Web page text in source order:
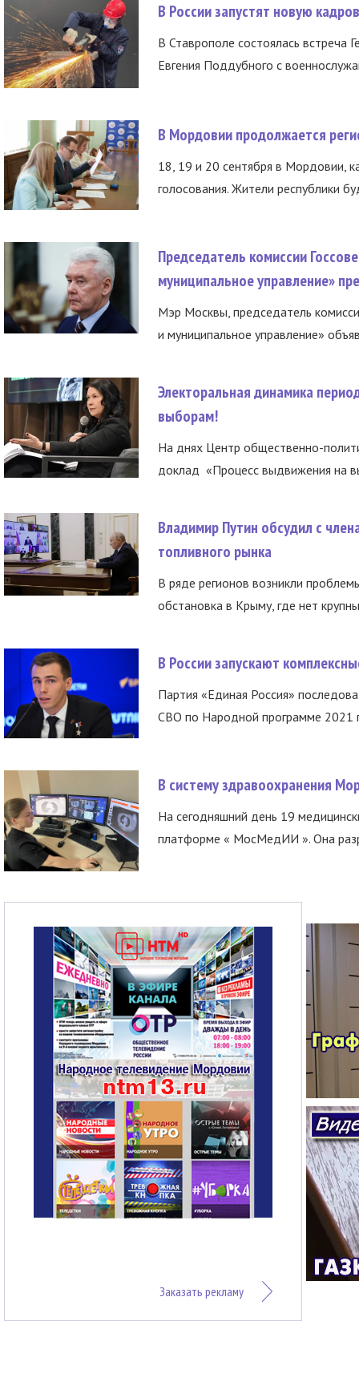
В России запустят новую
В Ставрополе состоялась встреча
Евгения Поддубного с
В Мордовии продолжается
18, 19 и 20 сентября в Мордовии,
голосования. Жители республики
Председатель комиссии
муниципальное управление»
Мэр Москвы, председатель
и муниципальное управление»
Электоральная динамика
выборам!
На днях Центр общественно-
доклад «Процесс выдвижения на
Владимир Путин обсудил с
топливного рынка
В ряде регионов возникли
обстановка в Крыму, где нет
В России запускают
Партия «Единая Россия»
СВО по Народной программе 2021
В систему здравоохранения
На сегодняшний день 19
платформе « МосМедИИ ». Она
Заказать рекламу